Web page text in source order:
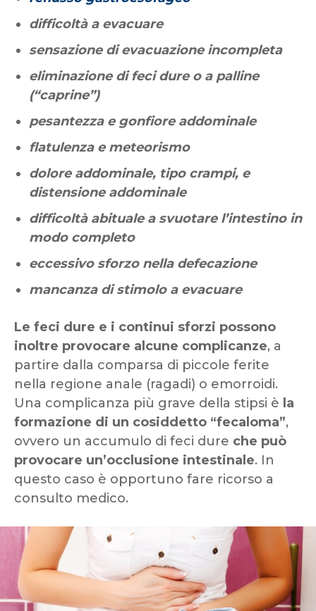
difficoltà a evacuare
sensazione di evacuazione incompleta
eliminazione di feci dure o a palline
(“caprine”)
pesantezza e gonfiore addominale
flatulenza e meteorismo
dolore addominale, tipo crampi, e
distensione addominale
difficoltà abituale a svuotare l’intestino in
modo completo
eccessivo sforzo nella defecazione
mancanza di stimolo a evacuare
Le feci dure e i continui sforzi possono
inoltre provocare alcune complicanze, a
partire dalla comparsa di piccole ferite
nella regione anale (ragadi) o emorroidi.
Una complicanza più grave della stipsi è la
formazione di un cosiddetto “fecaloma”,
ovvero un accumulo di feci dure che può
provocare un’occlusione intestinale. In
questo caso è opportuno fare ricorso a
consulto medico.